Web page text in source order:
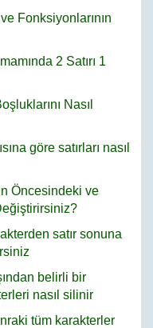
Fonksiyonlarının
2 Satırı 1
Nasıl
göre satırları nasıl
Öncesindeki ve
satır sonuna
belirli bir
nasıl silinir
tüm karakterler